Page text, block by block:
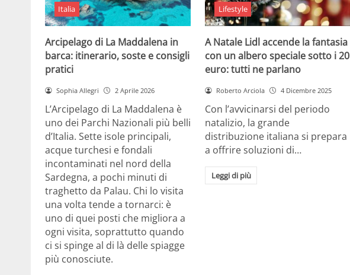
Italia
Arcipelago di La Maddalena in
barca: itinerario, soste e consigli
pratici
Sophia Allegri 2 Aprile 2026
L’Arcipelago di La Maddalena è
uno dei Parchi Nazionali più belli
d’Italia. Sette isole principali,
acque turchesi e fondali
incontaminati nel nord della
Sardegna, a pochi minuti di
traghetto da Palau. Chi lo visita
una volta tende a tornarci: è
uno di quei posti che migliora a
ogni visita, soprattutto quando
ci si spinge al di là delle spiagge
più conosciute.
Lifestyle
A Natale Lidl accende la fantasia
con un albero speciale sotto i 20
euro: tutti ne parlano
Roberto Arciola 4 Dicembre 2025
Con l’avvicinarsi del periodo
natalizio, la grande
distribuzione italiana si prepara
a offrire soluzioni di…
Leggi di più